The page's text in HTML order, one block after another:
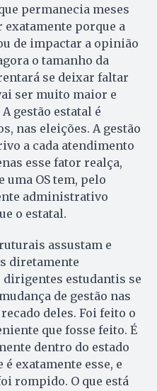
permanecia meses
porque a
de impactar a opinião
o tamanho da
se deixar faltar
ser muito maior e
gestão estatal é
nas eleições. A gestão
a cada atendimento
esse fator realça,
uma OS tem, pelo
administrativo
o estatal.
assustam e
diretamente
dirigentes estudantis se
de gestão nas
deles. Foi feito o
que fosse feito. É
dentro do estado
exatamente esse, e
rompido. O que está